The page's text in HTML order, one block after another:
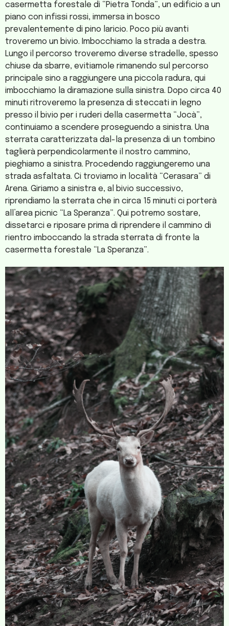
casermetta forestale di “Pietra Tonda”, un edificio a un
piano con infissi rossi, immersa in bosco
prevalentemente di pino laricio. Poco più avanti
troveremo un bivio. Imbocchiamo la strada a destra.
Lungo il percorso troveremo diverse stradelle, spesso
chiuse da sbarre, evitiamole rimanendo sul percorso
principale sino a raggiungere una piccola radura, qui
imbocchiamo la diramazione sulla sinistra. Dopo circa 40
minuti ritroveremo la presenza di steccati in legno
presso il bivio per i ruderi della casermetta “Jocà”,
continuiamo a scendere proseguendo a sinistra. Una
sterrata caratterizzata dal-la presenza di un tombino
taglierà perpendicolarmente il nostro cammino,
pieghiamo a sinistra. Procedendo raggiungeremo una
strada asfaltata. Ci troviamo in località “Cerasara” di
Arena. Giriamo a sinistra e, al bivio successivo,
riprendiamo la sterrata che in circa 15 minuti ci porterà
all’area picnic “La Speranza”. Qui potremo sostare,
dissetarci e riposare prima di riprendere il cammino di
rientro imboccando la strada sterrata di fronte la
casermetta forestale “La Speranza”.